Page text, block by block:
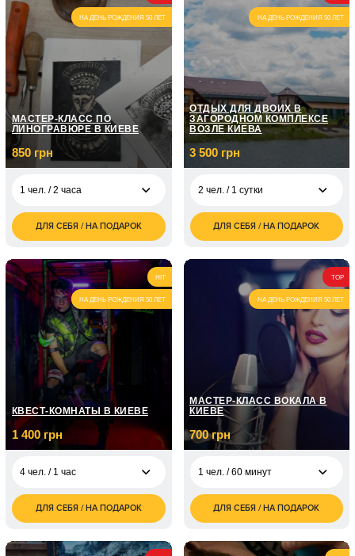
НА ДЕНЬ РОЖДЕНИЯ 50 ЛЕТ
МАСТЕР-КЛАСС ПО
ЛИНОГРАВЮРЕ В КИЕВЕ
850 грн
1 чел. / 2 часа
грн
2 чел. / 2 часа
1 700
грн
ДЛЯ СЕБЯ / НА ПОДАРОК
НА ДЕНЬ РОЖДЕНИЯ 50 ЛЕТ
ОТДЫХ ДЛЯ ДВОИХ В
ЗАГОРОДНОМ КОМПЛЕКСЕ
ВОЗЛЕ КИЕВА
3 500 грн
2 чел. / 1 сутки
3 500
грн
7 000
грн
ДЛЯ СЕБЯ / НА ПОДАРОК
HIT
НА ДЕНЬ РОЖДЕНИЯ 50 ЛЕТ
КВЕСТ-КОМНАТЫ В КИЕВЕ
1 400 грн
4 чел. / 1 час
1 400
грн
ДЛЯ СЕБЯ / НА ПОДАРОК
TOP
НА ДЕНЬ РОЖДЕНИЯ 50 ЛЕТ
МАСТЕР-КЛАСС ВОКАЛА В
КИЕВЕ
700 грн
1 чел. / 60 минут
грн
1 чел. / Курс вокала /
5 050
ДЛЯ СЕБЯ / НА ПОДАРОК